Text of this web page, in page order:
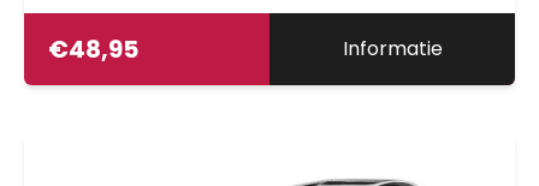
€48,95 Informatie